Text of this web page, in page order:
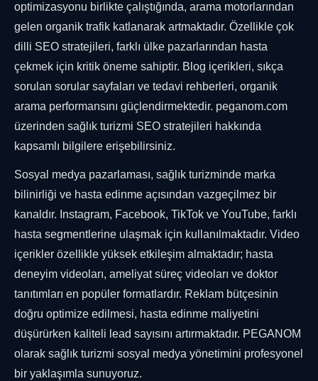
optimizasyonu birlikte çalıştığında, arama motorlarından
gelen organik trafik katlanarak artmaktadır. Özellikle çok
dilli SEO stratejileri, farklı ülke pazarlarından hasta
çekmek için kritik öneme sahiptir. Blog içerikleri, sıkça
sorulan sorular sayfaları ve tedavi rehberleri, organik
arama performansını güçlendirmektedir. peganom.com
üzerinden sağlık turizmi SEO stratejileri hakkında
kapsamlı bilgilere erişebilirsiniz.
Sosyal medya pazarlaması, sağlık turizminde marka
bilinirliği ve hasta edinme açısından vazgeçilmez bir
kanaldır. Instagram, Facebook, TikTok ve YouTube, farklı
hasta segmentlerine ulaşmak için kullanılmaktadır. Video
içerikler özellikle yüksek etkileşim almaktadır; hasta
deneyim videoları, ameliyat süreç videoları ve doktor
tanıtımları en popüler formatlardır. Reklam bütçesinin
doğru optimize edilmesi, hasta edinme maliyetini
düşürürken kaliteli lead sayısını artırmaktadır. PEGANOM
olarak sağlık turizmi sosyal medya yönetimini profesyonel
bir yaklaşımla sunuyoruz.